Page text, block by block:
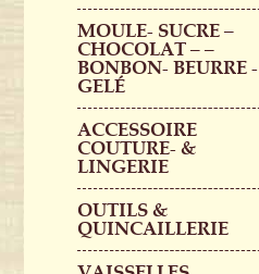
MOULE- SUCRE –
CHOCOLAT – –
BONBON- BEURRE -
GELÉ
ACCESSOIRE
COUTURE- &
LINGERIE
OUTILS &
QUINCAILLERIE